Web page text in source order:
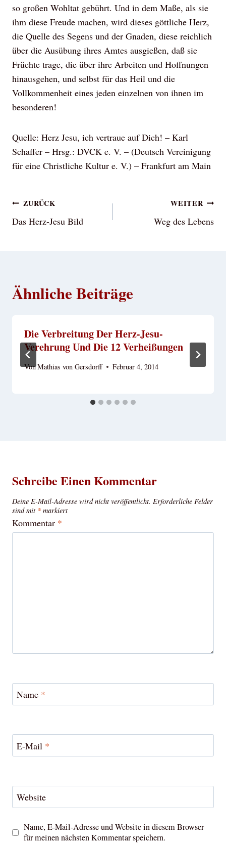
so großen Wohltat gebührt. Und in dem Maße, als sie
ihm diese Freude machen, wird dieses göttliche Herz,
die Quelle des Segens und der Gnaden, diese reichlich
über die Ausübung ihres Amtes ausgießen, daß sie
Früchte trage, die über ihre Arbeiten und Hoffnungen
hinausgehen, und selbst für das Heil und die
Vollkommenheit eines jeden einzelnen von ihnen im
besonderen!
Quelle: Herz Jesu, ich vertraue auf Dich! – Karl
Schaffer – Hrsg.: DVCK e. V. – (Deutsch Vereinigung
für eine Christliche Kultur e. V.) – Frankfurt am Main
Beitragsnavigation
ZURÜCK
Das Herz-Jesu Bild
WEITER
Weg des Lebens
Ähnliche Beiträge
Die Verbreitung Der Herz-Jesu-
Verehrung Und Die 12 Verheißungen
VonMathias von Gersdorff Februar 4, 2014
Schreibe Einen Kommentar
Deine E-Mail-Adresse wird nicht veröffentlicht. Erforderliche Felder
sind mit * markiert
Kommentar *
Name *
E-Mail *
Website
Name, E-Mail-Adresse und Website in diesem Browser
für meinen nächsten Kommentar speichern.